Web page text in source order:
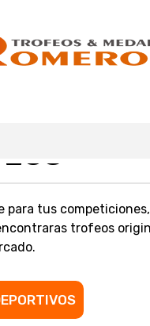
para tus
trofeos